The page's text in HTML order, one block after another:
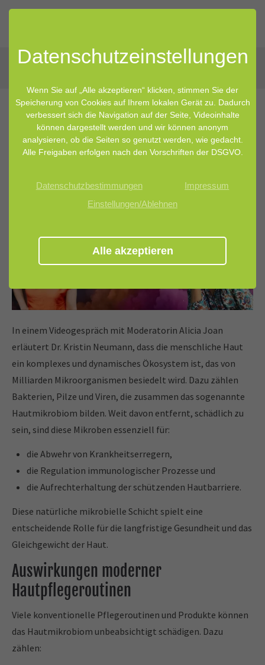
08.07.2025 12:59 von Tanja Walbrunn
Die Haut – ein lebendiges Ökosystem
In einem Videogespräch mit Moderatorin Alicia Joan
erläutert Dr. Kristin Neumann, dass die menschliche Haut
ein komplexes und dynamisches Ökosystem ist, das von
Milliarden Mikroorganismen besiedelt wird. Dazu zählen
Bakterien, Pilze und Viren, die zusammen das sogenannte
Hautmikrobiom bilden. Weit davon entfernt, schädlich zu
sein, sind diese Mikroben essenziell für:
die Abwehr von Krankheitserregern,
die Regulation immunologischer Prozesse und
die Aufrechterhaltung der schützenden Hautbarriere.
Diese natürliche mikrobielle Schicht spielt eine
entscheidende Rolle für die langfristige Gesundheit und das
Gleichgewicht der Haut.
Auswirkungen moderner
Hautpflegeroutinen
Viele konventionelle Pflegeroutinen und Produkte können
das Hautmikrobiom unbeabsichtigt schädigen. Dazu
zählen:
Datenschutz­einstellungen
Wenn Sie auf „Alle akzeptieren“ klicken, stimmen Sie der
Speicherung von Cookies auf Ihrem lokalen Gerät zu. Dadurch
verbessert sich die Navigation auf der Seite, Videoinhalte
können dargestellt werden und wir können anonym
analysieren, ob die Seiten so genutzt werden, wie gedacht.
Alle Freigaben erfolgen nach den Vorschriften der DSGVO.
Datenschutzbestimmungen
Impressum
Einstellungen/Ablehnen